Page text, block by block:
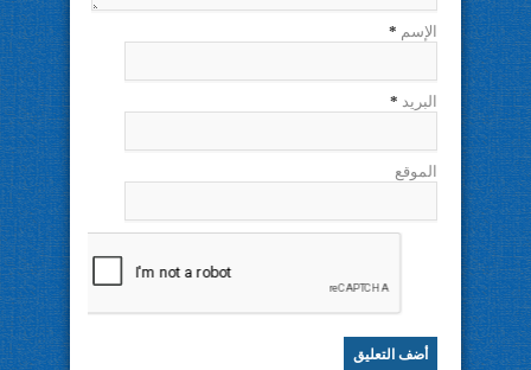
الإسم *
البريد *
الموقع